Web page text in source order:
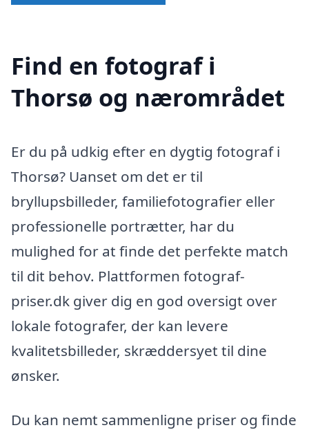
Find en fotograf i
Thorsø og nærområdet
Er du på udkig efter en dygtig fotograf i
Thorsø? Uanset om det er til
bryllupsbilleder, familiefotografier eller
professionelle portrætter, har du
mulighed for at finde det perfekte match
til dit behov. Plattformen fotograf-
priser.dk giver dig en god oversigt over
lokale fotografer, der kan levere
kvalitetsbilleder, skræddersyet til dine
ønsker.
Du kan nemt sammenligne priser og finde